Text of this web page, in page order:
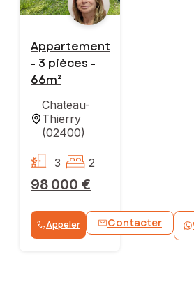
Appartement
- 3 pièces -
66m²
Chateau-
Thierry
(02400)
98 000 €
3 2
Appeler Contacter